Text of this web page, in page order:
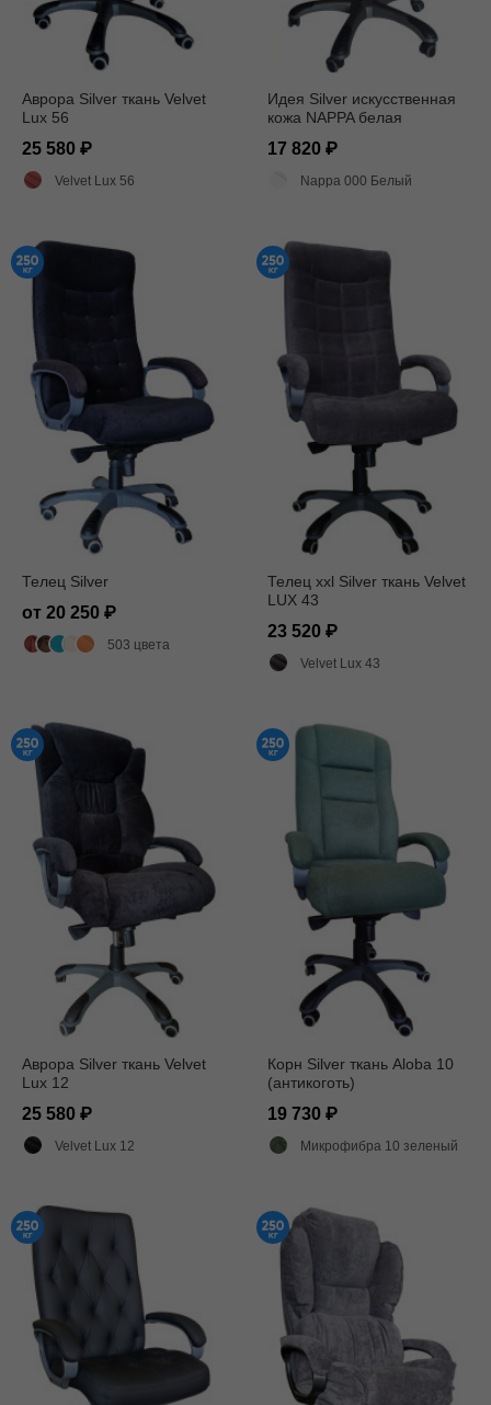
Аврора Silver ткань Velvet
Lux 56
25 580
Velvet Lux 56
Идея Silver искусственная
кожа NAPPA белая
17 820
Nappa 000 Белый
Телец Silver
от 20 250
503 цвета
Телец xxl Silver ткань Velvet
LUX 43
23 520
Velvet Lux 43
Аврора Silver ткань Velvet
Lux 12
25 580
Velvet Lux 12
Корн Silver ткань Aloba 10
(антикоготь)
19 730
Микрофибра 10 зеленый